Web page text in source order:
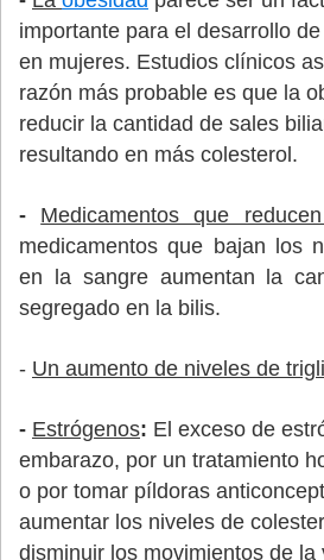
importante para el desarrollo
en mujeres. Estudios clínicos
razón más probable es que la
reducir la cantidad de sales
resultando en más colesterol.
- Medicamentos que
medicamentos que bajan los
en la sangre aumentan la
segregado en la bilis.
- Un aumento de niveles de
- Estrógenos: El exceso de
embarazo, por un tratamiento
o por tomar píldoras
aumentar los niveles de
disminuir los movimientos de la